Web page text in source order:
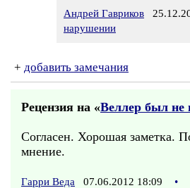
Андрей Гавриков
нарушении
+ добавить замечания
Рецензия на «Веллер был не
Согласен. Хорошая заметка.
мнение.
Гарри Веда 07.06.2012 18:09 •